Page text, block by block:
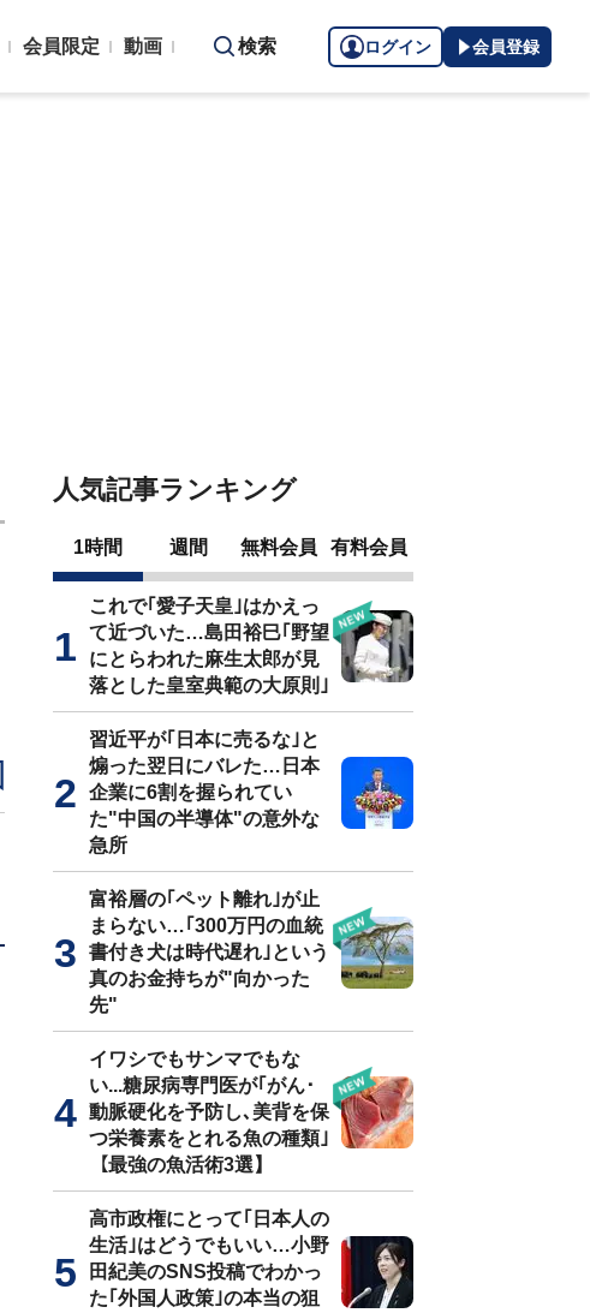
会員限定 動画 検索 ログイン 会員登録
人気記事ランキング
1時間 週間 無料会員 有料会員
これで｢愛子天皇｣はかえっ
て近づいた…島田裕巳｢野望
にとらわれた麻生太郎が見
落とした皇室典範の大原則｣
習近平が｢日本に売るな｣と
煽った翌日にバレた…日本
企業に6割を握られてい
た"中国の半導体"の意外な
急所
富裕層の｢ペット離れ｣が止
まらない…｢300万円の血統
書付き犬は時代遅れ｣という
真のお金持ちが"向かった
先"
イワシでもサンマでもな
い...糖尿病専門医が｢がん･
動脈硬化を予防し､美背を保
つ栄養素をとれる魚の種類｣
【最強の魚活術3選】
高市政権にとって｢日本人の
生活｣はどうでもいい…小野
田紀美のSNS投稿でわかっ
た｢外国人政策｣の本当の狙